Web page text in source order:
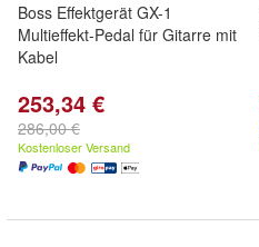
Boss Effektgerät GX-1
Multieffekt-Pedal für Gitarre mit
Kabel
253,34 €
286,00 €
Kostenloser Versand